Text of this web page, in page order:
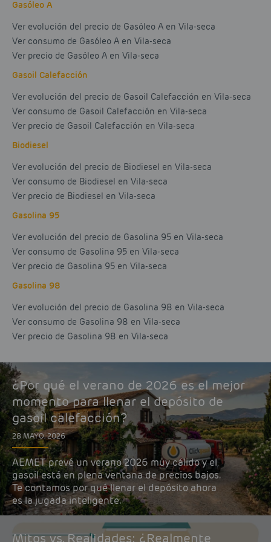
Gasóleo A
Ver evolución del precio de Gasóleo A en Vila-seca
Ver consumo de Gasóleo A en Vila-seca
Ver precio de Gasóleo A en Vila-seca
Gasoil Calefacción
Ver evolución del precio de Gasoil Calefacción en Vila-seca
Ver consumo de Gasoil Calefacción en Vila-seca
Ver precio de Gasoil Calefacción en Vila-seca
Biodiesel
Ver evolución del precio de Biodiesel en Vila-seca
Ver consumo de Biodiesel en Vila-seca
Ver precio de Biodiesel en Vila-seca
Gasolina 95
Ver evolución del precio de Gasolina 95 en Vila-seca
Ver consumo de Gasolina 95 en Vila-seca
Ver precio de Gasolina 95 en Vila-seca
Gasolina 98
Ver evolución del precio de Gasolina 98 en Vila-seca
Ver consumo de Gasolina 98 en Vila-seca
Ver precio de Gasolina 98 en Vila-seca
¿Por qué el verano de 2026 es el mejor
momento para llenar el depósito de
gasoil calefacción?
28 MAYO, 2026
AEMET prevé un verano 2026 muy cálido y el
gasoil está en plena ventana de precios bajos.
Te contamos por qué llenar el depósito ahora
es la jugada inteligente.
Mitos vs. Realidades: ¿Realmente